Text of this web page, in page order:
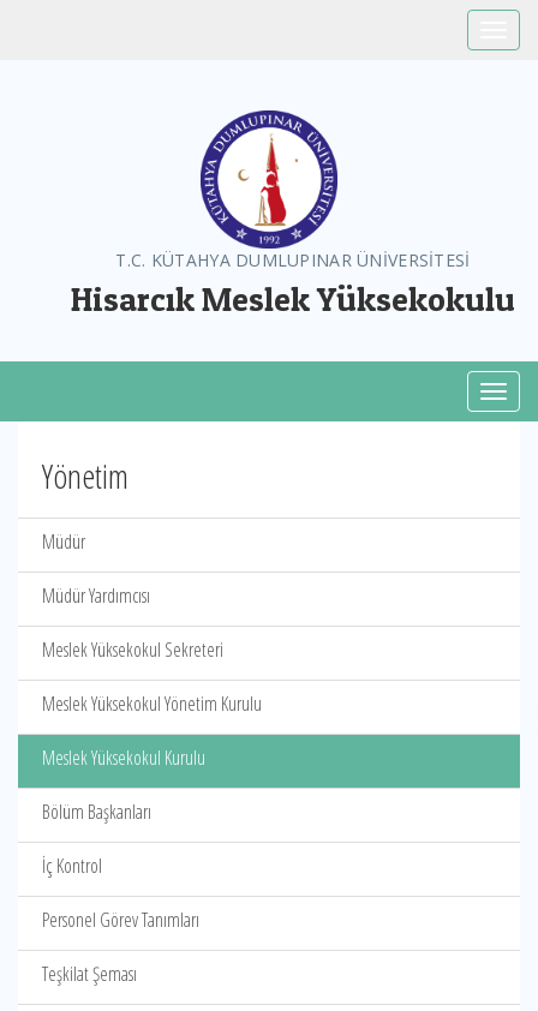
T.C. KÜTAHYA DUMLUPINAR ÜNİVERSİTESİ
Hisarcık Meslek Yüksekokulu
Yönetim
Müdür
Müdür Yardımcısı
Meslek Yüksekokul Sekreteri
Meslek Yüksekokul Yönetim Kurulu
Meslek Yüksekokul Kurulu
Bölüm Başkanları
İç Kontrol
Personel Görev Tanımları
Teşkilat Şeması